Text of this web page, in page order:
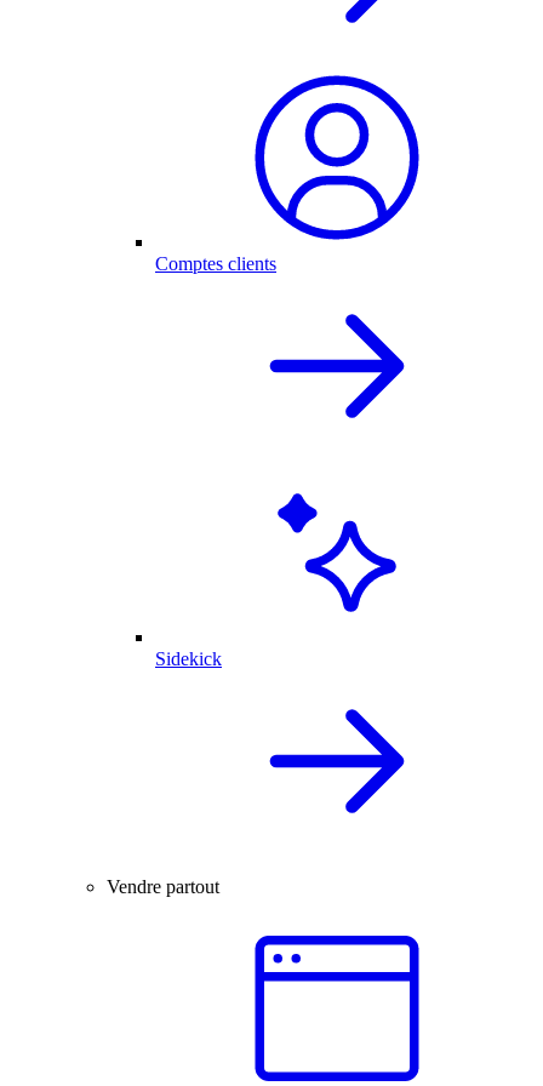
Comptes clients
Sidekick
Vendre partout